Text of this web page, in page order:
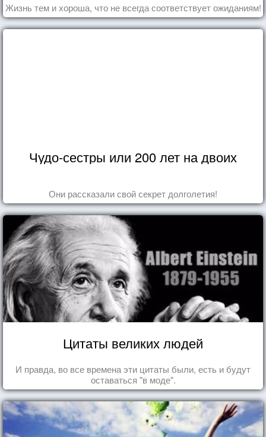
Жизнь тем и хороша, что не всегда соответствует ожиданиям!
Чудо-сестры или 200 лет на двоих
Они рассказали свой секрет долголетия!
Цитаты великих людей
И правда, во все времена эти цитаты были, есть и будут
оставаться "в моде".